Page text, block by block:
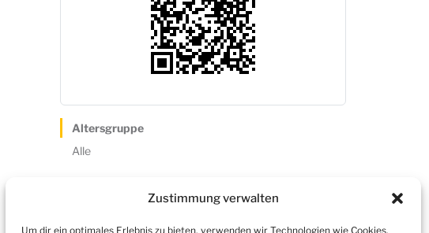
Zustimmung verwalten
Um dir ein optimales Erlebnis zu bieten, verwenden wir Technologien wie Cookies,
Altersgruppe
Alle